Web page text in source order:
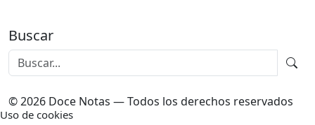
Buscar
© 2026 Doce Notas — Todos los derechos reservados
Uso de cookies